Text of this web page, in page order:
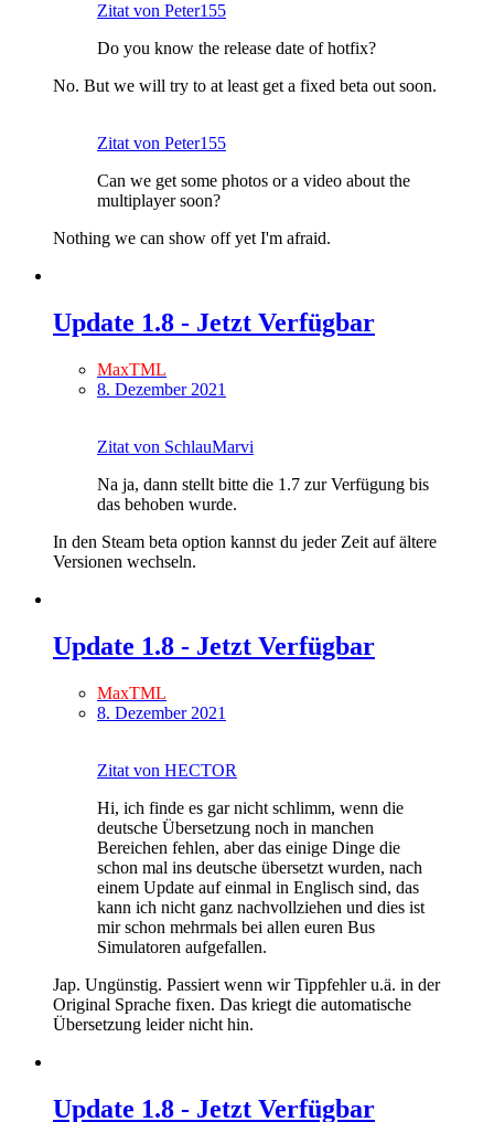
Zitat von Peter155
Do you know the release date of hotfix?
No. But we will try to at least get a fixed beta out soon.
Zitat von Peter155
Can we get some photos or a video about the
multiplayer soon?
Nothing we can show off yet I'm afraid.
Update 1.8 - Jetzt Verfügbar
MaxTML
8. Dezember 2021
Zitat von SchlauMarvi
Na ja, dann stellt bitte die 1.7 zur Verfügung bis
das behoben wurde.
In den Steam beta option kannst du jeder Zeit auf ältere
Versionen wechseln.
Update 1.8 - Jetzt Verfügbar
MaxTML
8. Dezember 2021
Zitat von HECTOR
Hi, ich finde es gar nicht schlimm, wenn die
deutsche Übersetzung noch in manchen
Bereichen fehlen, aber das einige Dinge die
schon mal ins deutsche übersetzt wurden, nach
einem Update auf einmal in Englisch sind, das
kann ich nicht ganz nachvollziehen und dies ist
mir schon mehrmals bei allen euren Bus
Simulatoren aufgefallen.
Jap. Ungünstig. Passiert wenn wir Tippfehler u.ä. in der
Original Sprache fixen. Das kriegt die automatische
Übersetzung leider nicht hin.
Update 1.8 - Jetzt Verfügbar